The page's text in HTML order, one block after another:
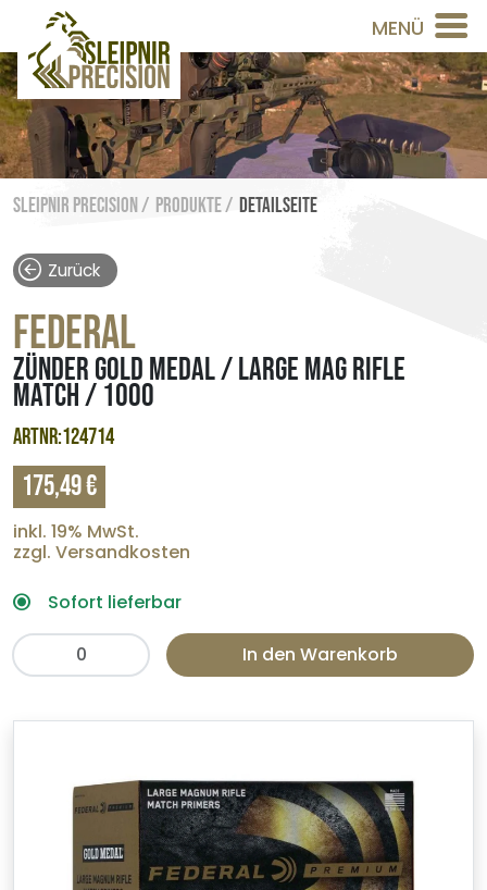
MENÜ
Sleipnir Precision / Produkte / Detailseite
Zurück
FEDERAL
ZÜNDER GOLD MEDAL / LARGE MAG RIFLE
MATCH / 1000
ARTNR:124714
175,49 €
inkl. 19% MwSt.
zzgl. Versandkosten
Sofort lieferbar
In den Warenkorb